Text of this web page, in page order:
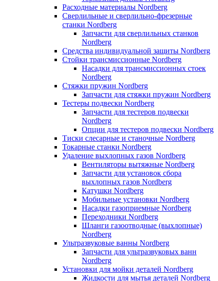
Расходные материалы Nordberg
Сверлильные и сверлильно-фрезерные
станки Nordberg
Запчасти для сверлильных станков
Nordberg
Средства индивидуальной защиты Nordberg
Стойки трансмиссионные Nordberg
Насадки для трансмиссионных стоек
Nordberg
Стяжки пружин Nordberg
Запчасти для стяжки пружин Nordberg
Тестеры подвески Nordberg
Запчасти для тестеров подвески
Nordberg
Опции для тестеров подвески Nordberg
Тиски слесарные и станочные Nordberg
Токарные станки Nordberg
Удаление выхлопных газов Nordberg
Вентиляторы вытяжные Nordberg
Запчасти для установок сбора
выхлопных газов Nordberg
Катушки Nordberg
Мобильные установки Nordberg
Насадки газоприемные Nordberg
Переходники Nordberg
Шланги газоотводные (выхлопные)
Nordberg
Ультразвуковые ванны Nordberg
Запчасти для ультразвуковых ванн
Nordberg
Установки для мойки деталей Nordberg
Жидкости для мытья деталей Nordberg